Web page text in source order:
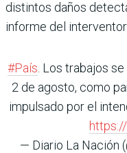
distintos daños
informe del
#País . Los trabajos
2 de agosto, como
impulsado por el
— Diario La Nación